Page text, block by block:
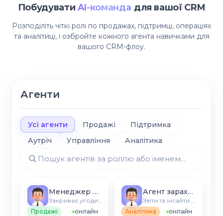
Побудувати AI-команда для вашої CRM
Розподіліть чіткі ролі по продажах, підтримці, операціях
та аналітиці, і озбройте кожного агента навичками для
вашого CRM-флоу.
Агенти
Усі агенти Продажі
Підтримка
Аутріч
Управління Аналітика
Менеджер школи
Продажі
онлайн
Агент зарахування
Аналітика
онлайн